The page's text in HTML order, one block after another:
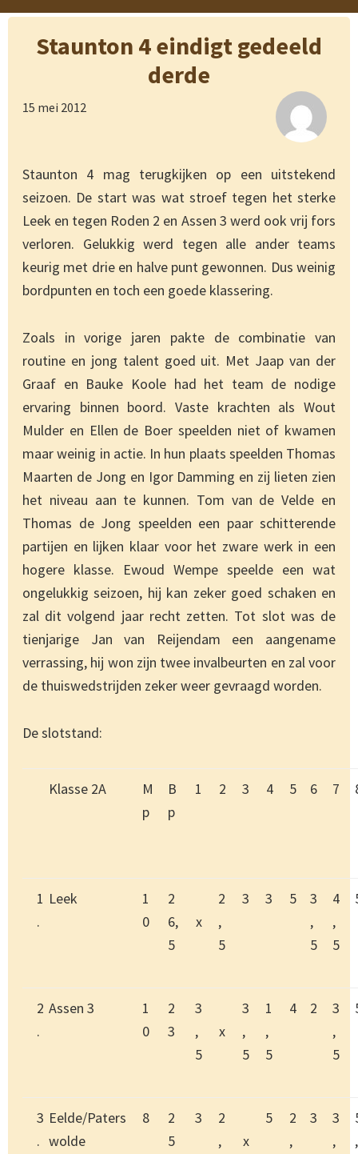
Staunton 4 eindigt gedeeld
derde
15 mei 2012
Staunton 4 mag terugkijken op een uitstekend
seizoen. De start was wat stroef tegen het sterke
Leek en tegen Roden 2 en Assen 3 werd ook vrij fors
verloren. Gelukkig werd tegen alle ander teams
keurig met drie en halve punt gewonnen. Dus weinig
bordpunten en toch een goede klassering.
Zoals in vorige jaren pakte de combinatie van
routine en jong talent goed uit. Met Jaap van der
Graaf en Bauke Koole had het team de nodige
ervaring binnen boord. Vaste krachten als Wout
Mulder en Ellen de Boer speelden niet of kwamen
maar weinig in actie. In hun plaats speelden Thomas
Maarten de Jong en Igor Damming en zij lieten zien
het niveau aan te kunnen. Tom van de Velde en
Thomas de Jong speelden een paar schitterende
partijen en lijken klaar voor het zware werk in een
hogere klasse. Ewoud Wempe speelde een wat
ongelukkig seizoen, hij kan zeker goed schaken en
zal dit volgend jaar recht zetten. Tot slot was de
tienjarige Jan van Reijendam een aangename
verrassing, hij won zijn twee invalbeurten en zal voor
de thuiswedstrijden zeker weer gevraagd worden.
De slotstand:
Klasse 2A
M
p
B
p
1 2 3 4 5 6 7
1
.
Leek
1
0
2
6,
5
x
2
,
5
3 3 5
3
,
5
4
,
5
2
.
Assen 3
1
0
2
3
3
,
5
x
3
,
5
1
,
5
4 2
3
,
5
3
.
Eelde/Paters
wolde
8
2
5
3
2
,
x
5
2
,
3
3
,
,